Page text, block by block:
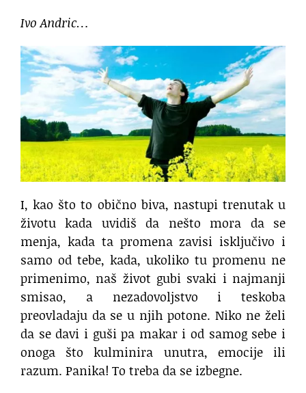
Ivo Andric…
I, kao što to obično biva, nastupi trenutak u
životu kada uvidiš da nešto mora da se
menja, kada ta promena zavisi isključivo i
samo od tebe, kada, ukoliko tu promenu ne
primenimo, naš život gubi svaki i najmanji
smisao, a nezadovoljstvo i teskoba
preovladaju da se u njih potone. Niko ne želi
da se davi i guši pa makar i od samog sebe i
onoga što kulminira unutra, emocije ili
razum. Panika! To treba da se izbegne.